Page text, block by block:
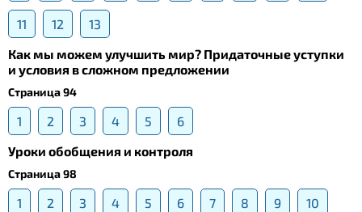
11 12
13
Как мы можем улучшить мир? Придаточные уступки
и условия в сложном предложении
Страница 94
1 2 3 4 5
6
Уроки обобщения и контроля
Страница 98
1 2 3 4 5 6 7 8 9 10